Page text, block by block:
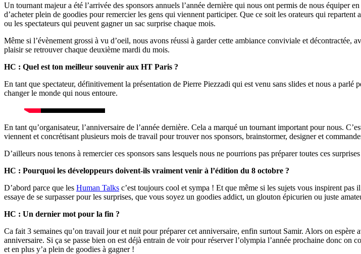
Un tournant majeur a été l’arrivée des sponsors annuels l’année dernière qui nous ont permis de nous équiper
d’acheter plein de goodies pour remercier les gens qui viennent participer. Que ce soit les orateurs qui
ou les spectateurs qui peuvent gagner un sac surprise chaque mois.
Même si l’évènement grossi à vu d’oeil, nous avons réussi à garder cette ambiance conviviale et décontractée,
plaisir se retrouver chaque deuxième mardi du mois.
HC : Quel est ton meilleur souvenir aux HT Paris ?
En tant que spectateur, définitivement la présentation de Pierre Piezzadi qui est venu sans slides et nous a
changer le monde qui nous entoure.
En tant qu’organisateur, l’anniversaire de l’année dernière. Cela a marqué un tournant important pour nous.
viennent et concrétisant plusieurs mois de travail pour trouver nos sponsors, brainstormer, designer et
D’ailleurs nous tenons à remercier ces sponsors sans lesquels nous ne pourrions pas préparer toutes ces surprises
HC : Pourquoi les développeurs doivent-ils vraiment venir à l’édition du 8 octobre ?
D’abord parce que les Human Talks c’est toujours cool et sympa ! Et que même si les sujets vous inspirent
essaye de se surpasser pour les surprises, que vous soyez un goodies addict, un glouton épicurien ou juste
HC : Un dernier mot pour la fin ?
Ca fait 3 semaines qu’on travail jour et nuit pour préparer cet anniversaire, enfin surtout Samir. Alors on
anniversaire. Si ça se passe bien on est déjà entrain de voir pour réserver l’olympia l’année prochaine donc on
et en plus y’a plein de goodies à gagner !